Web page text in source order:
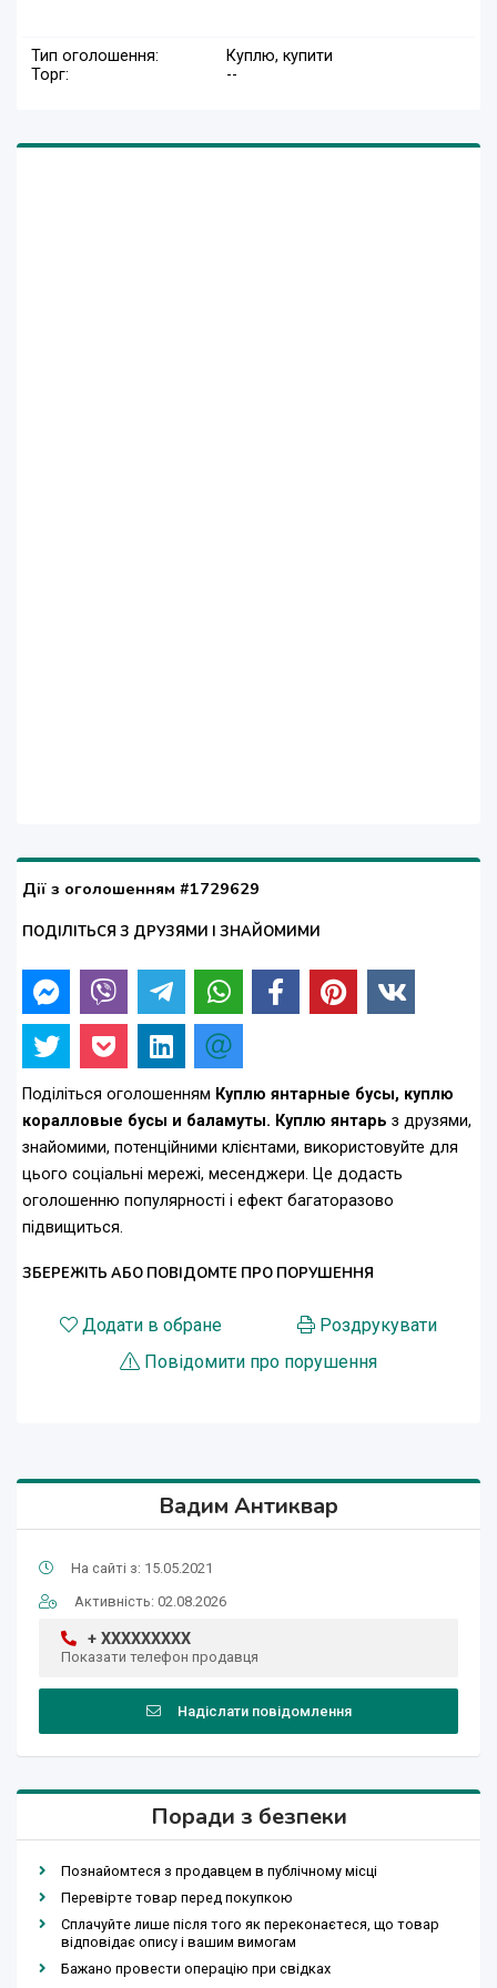
Тип оголошення:
Куплю, купити
Торг:
--
Дії з оголошенням #1729629
ПОДІЛІТЬСЯ З ДРУЗЯМИ І ЗНАЙОМИМИ
Поділіться оголошенням Куплю янтарные бусы, куплю
коралловые бусы и баламуты. Куплю янтарь з друзями,
знайомими, потенційними клієнтами, використовуйте для
цього соціальні мережі, месенджери. Це додасть
оголошенню популярності і ефект багаторазово
підвищиться.
ЗБЕРЕЖІТЬ АБО ПОВІДОМТЕ ПРО ПОРУШЕННЯ
Додати в обране
Роздрукувати
Повідомити про порушення
Вадим Антиквар
На сайті з: 15.05.2021
Активність: 02.08.2026
+ XXXXXXXXX
Показати телефон продавця
Надіслати повідомлення
Поради з безпеки
Познайомтеся з продавцем в публічному місці
Перевірте товар перед покупкою
Сплачуйте лише після того як переконаєтеся, що товар
відповідає опису і вашим вимогам
Бажано провести операцію при свідках